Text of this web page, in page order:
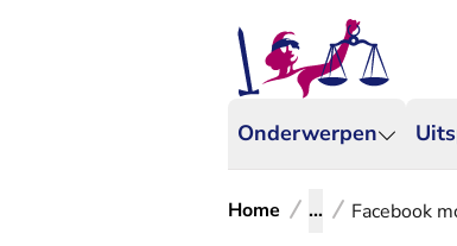
Onderwerpen
Home ... Facebook